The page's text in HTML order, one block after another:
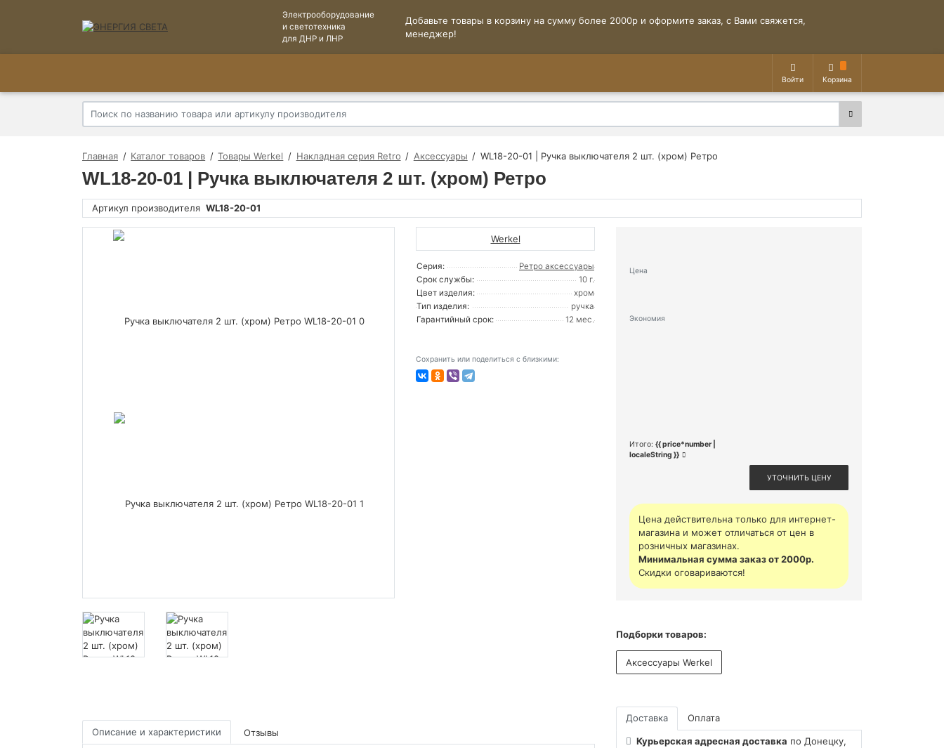
Электрооборудование
и светотехника
для ДНР и ЛНР
Добавьте товары в корзину на сумму более 2000р и оформите заказ, с Вами свяжется,
менеджер!
Войти Корзина
Главная Каталог товаров Товары Werkel Накладная серия Retro Аксессуары WL18-20-01 | Ручка выключателя 2 шт. (хром) Ретро
WL18-20-01 | Ручка выключателя 2 шт. (хром) Ретро
Артикул производителя WL18-20-01
Werkel
Серия:
Ретро аксессуары
Срок службы:
10 г.
Цвет изделия:
хром
Тип изделия:
ручка
Гарантийный срок:
12 мес.
Сохранить или поделиться с близкими:
Цена
Экономия
Итого: {{ price*number |
localeString }}
УТОЧНИТЬ ЦЕНУ
Цена действительна только для интернет-
магазина и может отличаться от цен в
розничных магазинах.
Минимальная сумма заказ от 2000р.
Скидки оговариваются!
Подборки товаров:
Аксессуары Werkel
Доставка Оплата
Курьерская адресная доставка по Донецку,
Описание и характеристики Отзывы